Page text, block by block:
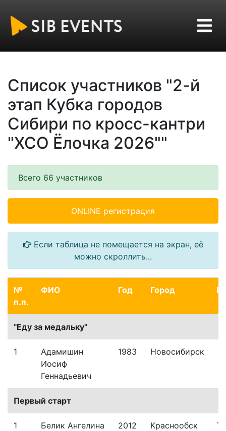
Список участников "2-й
этап Кубка городов
Сибири по кросс-кантри
"XCO Ёлочка 2026""
Всего 66 участников
ONLINE регистрация
Если таблица не помещается на экран, её
можно скроллить...
№
п.п.
ФИО Год Город
"Еду за медальку"
1
Адамишин
Иосиф
Геннадьевич
1983 Новосибирск
Первый старт
1
Белик Ангелина
2012 Краснообск